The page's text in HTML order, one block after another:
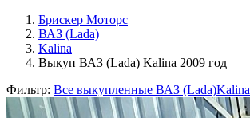
Брискер Моторс
ВАЗ (Lada)
Kalina
Выкуп ВАЗ (Lada) Kalina 2009 год
Фильтр: Все выкупленные ВАЗ (Lada)Kalina